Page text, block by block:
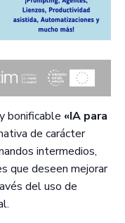
bonificable «IA para
de carácter
intermedios,
que deseen mejorar
del uso de